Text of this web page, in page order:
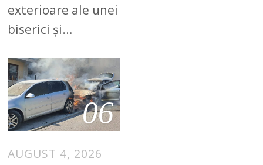
exterioare ale unei
biserici și…
06
AUGUST 4, 2026